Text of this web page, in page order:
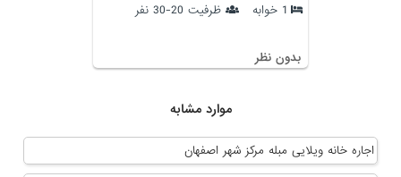
1 خوابه ظرفیت 20-30 نفر
بدون نظر
موارد مشابه
اجاره خانه ویلایی مبله مرکز شهر اصفهان